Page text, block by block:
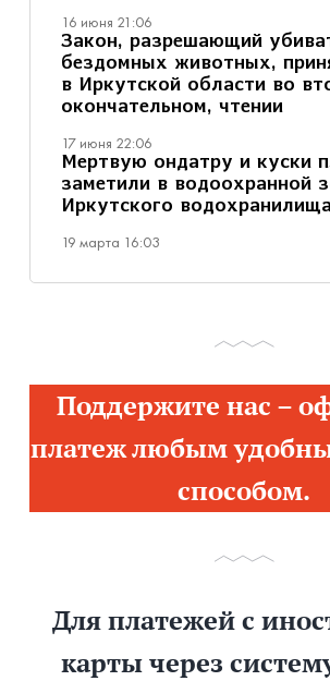
16 июня 21:06
Закон, разрешающий
бездомных животных,
в Иркутской области во
окончательном, чтении
17 июня 22:06
Мертвую ондатру и куски
заметили в водоохранной
Иркутского водохранилища
19 марта 16:03
Поддержите нас –
платеж любым
способом.
Для платежей с
карты через